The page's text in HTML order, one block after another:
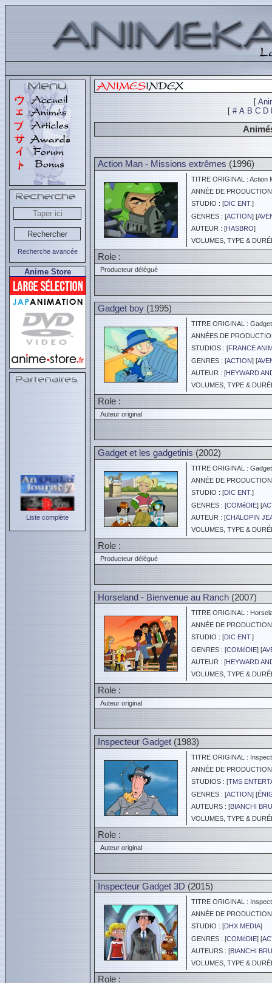
Recherche avancée
Anime Store
Liste complète
[
[ # A B C D
Action Man - Missions extrêmes (1996)
TITRE ORIGINAL : Action
ANNÉE DE
STUDIO : [DIC ENT.]
GENRES : [ACTION] [
AUTEUR : [HASBRO]
VOLUMES, TYPE &
Role :
Producteur délégué
Gadget boy (1995)
TITRE ORIGINAL :
ANNÉES DE
STUDIOS : [FRANCE
GENRES : [ACTION] [
AUTEUR : [HEYWARD
VOLUMES, TYPE &
Role :
Auteur original
Gadget et les gadgetinis (2002)
TITRE ORIGINAL :
ANNÉE DE
STUDIO : [DIC ENT.]
GENRES : [COMéDIE] [
AUTEUR : [CHALOPIN
VOLUMES, TYPE &
Role :
Producteur délégué
Horseland - Bienvenue au Ranch (2007)
TITRE ORIGINAL :
ANNÉE DE
STUDIO : [DIC ENT.]
GENRES : [COMéDIE] [
AUTEUR : [HEYWARD
VOLUMES, TYPE &
Role :
Auteur original
Inspecteur Gadget (1983)
TITRE ORIGINAL :
ANNÉE DE
STUDIOS : [TMS
GENRES : [ACTION] [
AUTEURS : [BIANCHI
VOLUMES, TYPE &
Role :
Auteur original
Inspecteur Gadget 3D (2015)
TITRE ORIGINAL :
ANNÉE DE
STUDIO : [DHX MEDIA]
GENRES : [COMéDIE] [
AUTEURS : [BIANCHI
VOLUMES, TYPE &
Role :